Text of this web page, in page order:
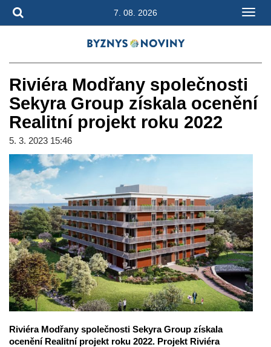
7. 08. 2026
Riviéra Modřany společnosti
Sekyra Group získala ocenění
Realitní projekt roku 2022
5. 3. 2023 15:46
Riviéra Modřany společnosti Sekyra Group získala
ocenění Realitní projekt roku 2022. Projekt Riviéra